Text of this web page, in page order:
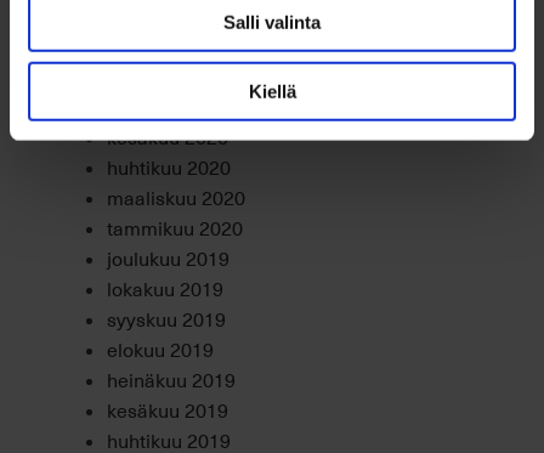
Salli valinta
Kiellä
syyskuu 2020
kesäkuu 2020
huhtikuu 2020
maaliskuu 2020
tammikuu 2020
joulukuu 2019
lokakuu 2019
syyskuu 2019
elokuu 2019
heinäkuu 2019
kesäkuu 2019
huhtikuu 2019